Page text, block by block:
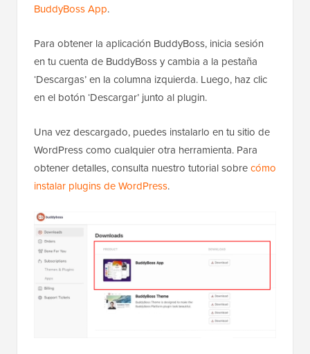
BuddyBoss App.
Para obtener la aplicación BuddyBoss, inicia sesión
en tu cuenta de BuddyBoss y cambia a la pestaña
‘Descargas’ en la columna izquierda. Luego, haz clic
en el botón ‘Descargar’ junto al plugin.
Una vez descargado, puedes instalarlo en tu sitio de
WordPress como cualquier otra herramienta. Para
obtener detalles, consulta nuestro tutorial sobrecómo
instalar plugins de WordPress.